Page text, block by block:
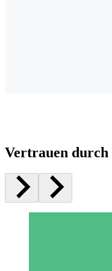
Vertrauen durch